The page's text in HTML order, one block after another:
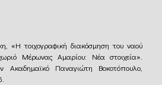
«Η τοιχογραφική διακόσμηση του ναού
Μέρωνας Αμαρίου: Νέα στοιχεία».
Ακαδημαϊκό Παναγιώτη Βοκοτόπουλο,